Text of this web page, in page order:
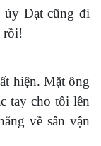
úy Đạt cũng đi
rồi!
hiện. Mặt ông
tay cho tôi lên
về sân vận